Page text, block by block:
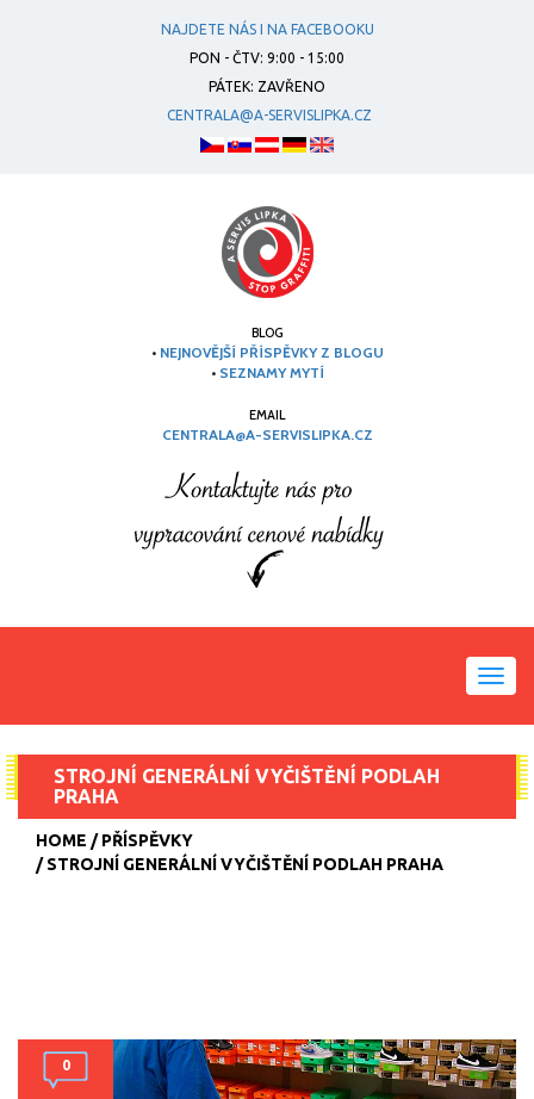
NAJDETE NÁS I NA FACEBOOKU
PON - ČTV: 9:00 - 15:00
PÁTEK: ZAVŘENO
CENTRALA@A-SERVISLIPKA.CZ
BLOG
• NEJNOVĚJŠÍ PŘÍSPĚVKY Z BLOGU
• SEZNAMY MYTÍ
EMAIL
CENTRALA@A-SERVISLIPKA.CZ
STROJNÍ GENERÁLNÍ VYČIŠTĚNÍ PODLAH
PRAHA
HOME
PŘÍSPĚVKY
STROJNÍ GENERÁLNÍ VYČIŠTĚNÍ PODLAH PRAHA
0